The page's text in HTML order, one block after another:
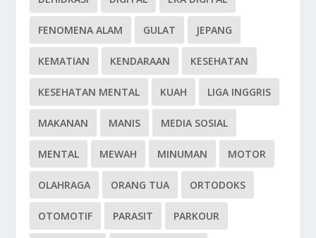
FENOMENA ALAM GULAT JEPANG
KEMATIAN KENDARAAN KESEHATAN
KESEHATAN MENTAL KUAH LIGA INGGRIS
MAKANAN MANIS MEDIA SOSIAL
MENTAL MEWAH MINUMAN MOTOR
OLAHRAGA ORANG TUA ORTODOKS
OTOMOTIF PARASIT PARKOUR